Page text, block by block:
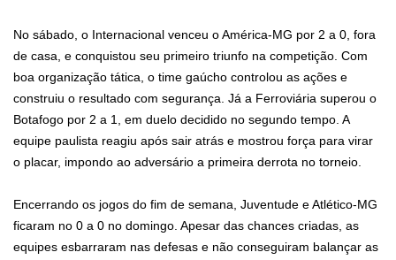
No sábado, o Internacional venceu o América-MG por 2 a 0, fora
de casa, e conquistou seu primeiro triunfo na competição. Com
boa organização tática, o time gaúcho controlou as ações e
construiu o resultado com segurança. Já a Ferroviária superou o
Botafogo por 2 a 1, em duelo decidido no segundo tempo. A
equipe paulista reagiu após sair atrás e mostrou força para virar
o placar, impondo ao adversário a primeira derrota no torneio.
Encerrando os jogos do fim de semana, Juventude e Atlético-MG
ficaram no 0 a 0 no domingo. Apesar das chances criadas, as
equipes esbarraram nas defesas e não conseguiram balançar as